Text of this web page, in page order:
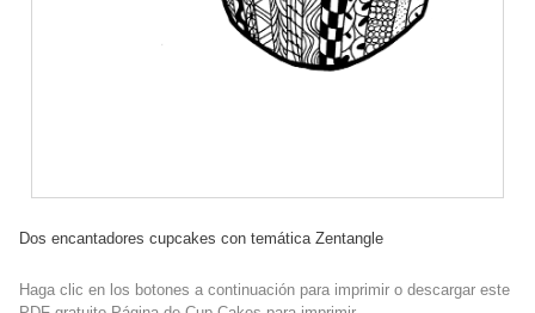
Dos encantadores cupcakes con temática Zentangle
Haga clic en los botones a continuación para imprimir o descargar este